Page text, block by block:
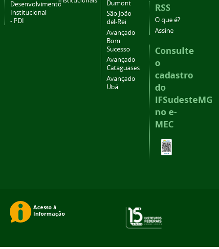
Desenvolvimento
Institucional
- PDI
Dumont
São João
del-Rei
Avançado
Bom
Sucesso
Avançado
Cataguases
Avançado
Ubá
RSS
O que é?
Assine
Consulte
o
cadastro
do
IFSudesteMG
no e-
MEC